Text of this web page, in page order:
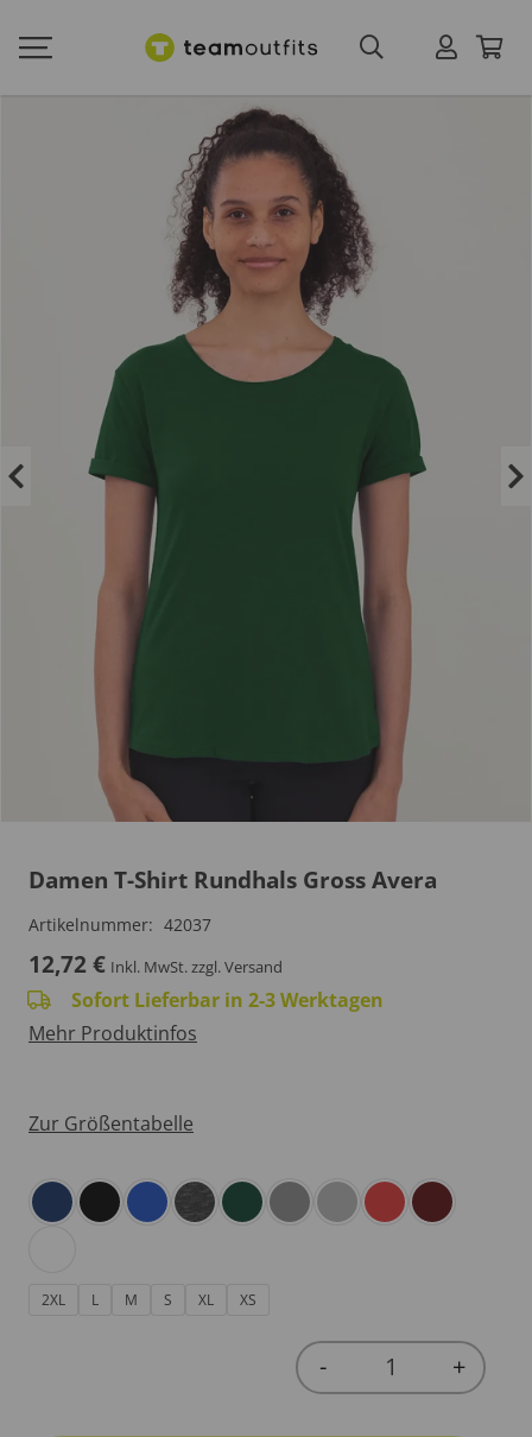
Damen T-Shirt Rundhals Gross Avera
Artikelnummer: 42037
12,72€ Inkl. MwSt.zzgl. Versand
Sofort Lieferbar in 2-3 Werktagen
Mehr Produktinfos
Zur Größentabelle
2XL L M S XL XS
Quantity
- +